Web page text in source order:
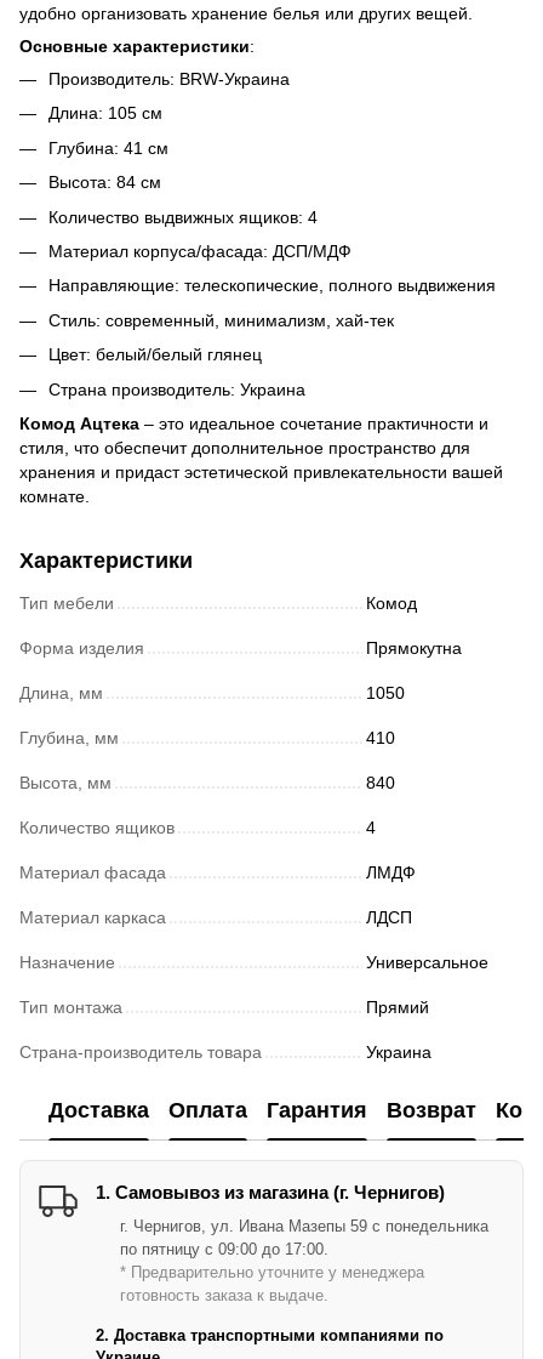
удобно организовать хранение белья или других вещей.
Основные характеристики:
Производитель: BRW-Украина
Длина: 105 см
Глубина: 41 см
Высота: 84 см
Количество выдвижных ящиков: 4
Материал корпуса/фасада: ДСП/МДФ
Направляющие: телескопические, полного выдвижения
Стиль: современный, минимализм, хай-тек
Цвет: белый/белый глянец
Страна производитель: Украина
Комод Ацтека – это идеальное сочетание практичности и
стиля, что обеспечит дополнительное пространство для
хранения и придаст эстетической привлекательности вашей
комнате.
Характеристики
Тип мебели Комод
Форма изделия Прямокутна
Длина, мм 1050
Глубина, мм 410
Высота, мм 840
Количество ящиков 4
Материал фасада ЛМДФ
Материал каркаса ЛДСП
Назначение Универсальное
Тип монтажа Прямий
Страна-производитель товара Украина
Доставка Оплата Гарантия Возврат
1. Самовывоз из магазина (г. Чернигов)
г. Чернигов, ул. Ивана Мазепы 59 с понедельника
по пятницу с 09:00 до 17:00.
* Предварительно уточните у менеджера
готовность заказа к выдаче.
2. Доставка транспортными компаниями по